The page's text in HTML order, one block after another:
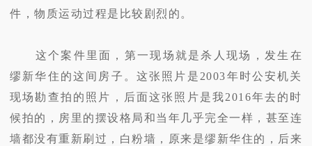
件，物质运动过程是比较剧烈的。
这个案件里面，第一现场就是杀人现场，发生在
缪新华住的这间房子。这张照片是2003年时公安机关
现场勘查拍的照片，后面这张照片是我2016年去的时
候拍的，房里的摆设格局和当年几乎完全一样，甚至连
墙都没有重新刷过，白粉墙，原来是缪新华住的，后来